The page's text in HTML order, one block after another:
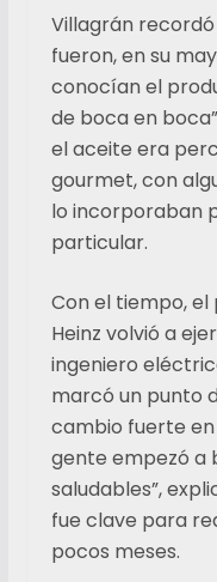
Villagrán
fueron, en su
conocían el
de boca en
el aceite era
gourmet, con
lo incorporaban
particular.
Con el tiempo,
Heinz volvió a
ingeniero
marcó un punto
cambio fuerte en
gente empezó a
saludables”,
fue clave para
pocos meses.